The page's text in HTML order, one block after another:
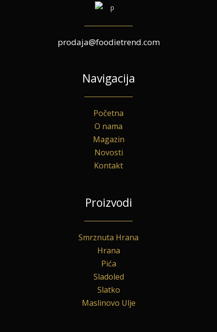
prodaja@foodietrend.com
Navigacija
Početna
O nama
Magazin
Novosti
Kontakt
Proizvodi
Smrznuta Hrana
Hrana
Pića
Sladoled
Slatko
Maslinovo Ulje